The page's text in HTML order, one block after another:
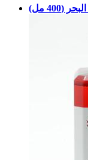
(400 مل)